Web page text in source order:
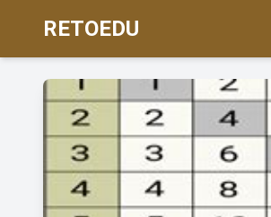
RETOEDU